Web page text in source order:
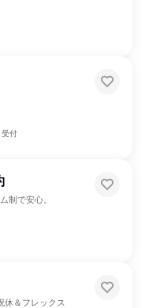
受付
制で安心。
休＆フレックス